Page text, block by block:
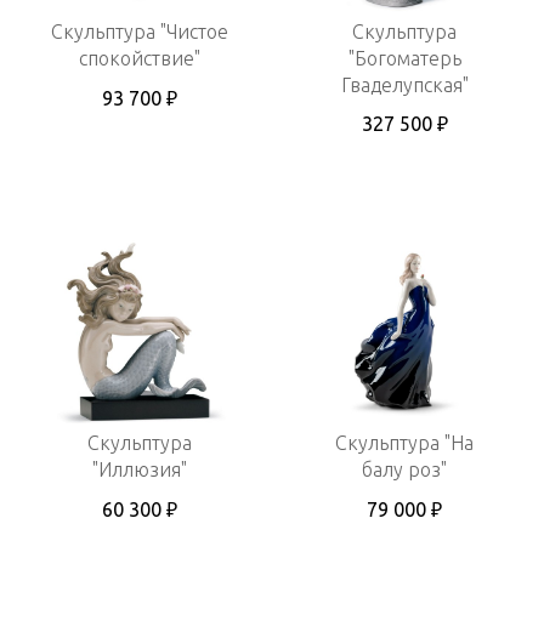
Скульптура "Чистое
спокойствие"
93 700 ₽
Скульптура
"Богоматерь
Гваделупская"
327 500 ₽
Скульптура
"Иллюзия"
60 300 ₽
Скульптура "На
балу роз"
79 000 ₽